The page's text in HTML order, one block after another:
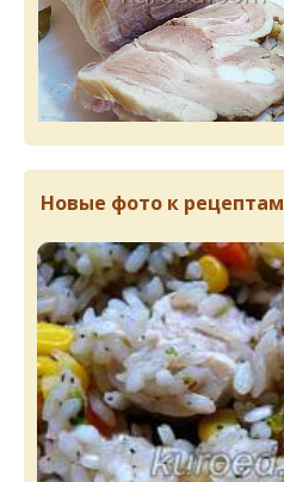
Новые фото к рецептам